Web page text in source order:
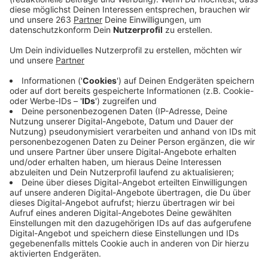
Meisterschaft auch gleichzeitig den Einzug in den
DFB-Pokal ein. Der Erstrundengegner wurde am
Abend bereits in der ARD-Sportschau von Losfee
Kevin Großkreutz ausgelost: Zu Gast am letzten
Juli-Wochenende wird der Zweitligist 1.FC
Nürnberg sein. Wir hatten die Beteiligten am Mikro.
Veröffentlicht: Montag, 30.05.2022 10:27
Anzeige